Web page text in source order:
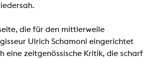
die für den mittlerweile
Ulrich Schamoni eingerichtet
eine zeitgenössische Kritik, die scharf